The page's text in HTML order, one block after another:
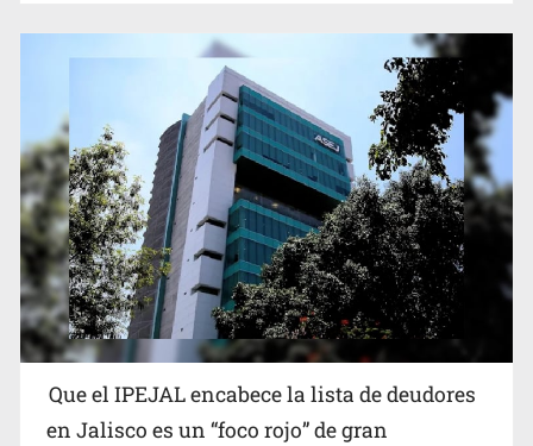
Proponen consulta popular por desarrollo de vivienda
en Mirador de San Isidro
Congreso, de vacación y con varios pendientes
Que el IPEJAL encabece la lista de deudores
en Jalisco es un “foco rojo” de gran